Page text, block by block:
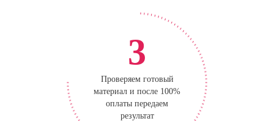
3
Проверяем готовый
материал и после 100%
оплаты передаем
результат